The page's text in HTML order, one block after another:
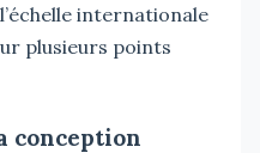
internationale
plusieurs points
conception